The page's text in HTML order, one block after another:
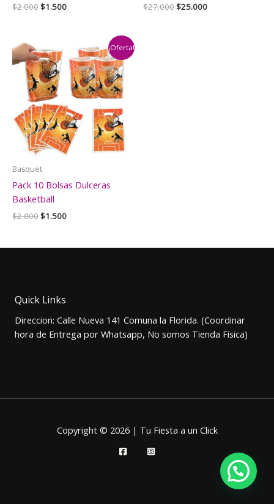
$2.000El
$2.000.
$1.500El
$1.500.
$27.000El
$25.000El
¡Oferta!
Basquet
Pack 10 Bolsas Dulceras
Basketball
$2.000El
era:
$1.500El
es:
Quick Links
Direccion: Calle Nueva 141 Comuna la Florida. (Coordinar
hora de Entrega por Whatsapp, No somos Tienda Física)
Copyright © 2026 | Tu Fiesta a un Click